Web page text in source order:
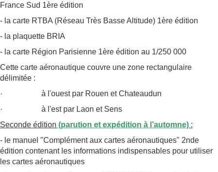
France Sud 1ère édition
- la carte RTBA (Réseau Très Basse Altitude) 1ère édition
- la plaquette BRIA
- la carte Région Parisienne 1ère édition au 1/250 000
Cette carte aéronautique couvre une zone rectangulaire
délimitée :
· à l'ouest par Rouen et Chateaudun
· à l'est par Laon et Sens
Seconde édition (parution et expédition à l’automne) :
- le manuel "Complément aux cartes aéronautiques" 2nde
édition contenant les informations indispensables pour utiliser
les cartes aéronautiques